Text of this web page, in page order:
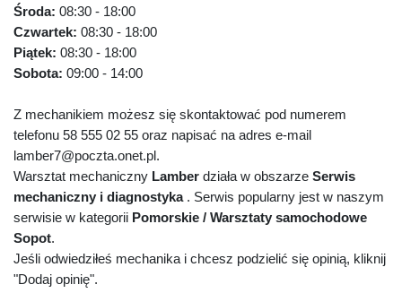
Środa: 08:30 - 18:00
Czwartek: 08:30 - 18:00
Piątek: 08:30 - 18:00
Sobota: 09:00 - 14:00
Z mechanikiem możesz się skontaktować pod numerem
telefonu 58 555 02 55 oraz napisać na adres e-mail
lamber7@poczta.onet.pl.
Warsztat mechaniczny Lamber działa w obszarze Serwis
mechaniczny i diagnostyka. Serwis popularny jest w naszym
serwisie w kategorii Pomorskie / Warsztaty samochodowe
Sopot.
Jeśli odwiedziłeś mechanika i chcesz podzielić się opinią, kliknij
"Dodaj opinię".